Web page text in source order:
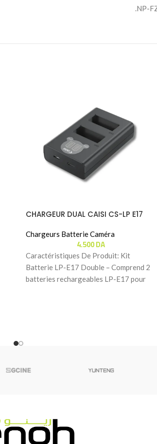
CHARGEUR DUAL CAISI CS-LP E17
Chargeurs Batterie Caméra
4.500DA
Caractéristiques De Produit: Kit
Batterie LP-E17 Double – Comprend 2
batteries rechargeables LP-E17 pour